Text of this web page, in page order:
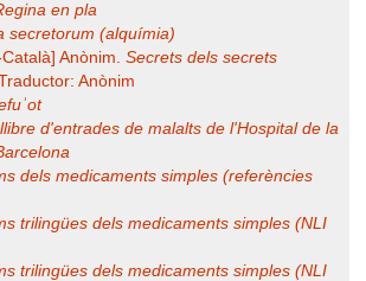
en pla
secretorum (alquímia)
Anònim. Secrets dels secrets
Anònim
d'entrades de malalts de l'Hospital de la
dels medicaments simples (referències
trilingües dels medicaments simples (NLI
trilingües dels medicaments simples (NLI